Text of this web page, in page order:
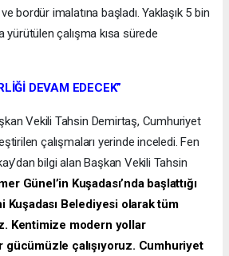
bordür imalatına başladı. Yaklaşık 5 bin
yürütülen çalışma kısa sürede
DEVAM EDECEK”
Vekili Tahsin Demirtaş, Cumhuriyet
çalışmaları yerinde inceledi. Fen
bilgi alan Başkan Vekili Tahsin
Günel’in Kuşadası’nda başlattığı
Kuşadası Belediyesi olarak tüm
Kentimize modern yollar
gücümüzle çalışıyoruz. Cumhuriyet